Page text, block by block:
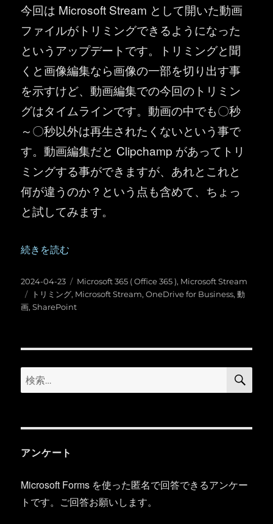
今回は Microsoft Stream として開いた動画
ファイルがトリミングできるようになった
というアップデートです。トリミングと聞
くと画像編集なら画像の一部を切り出す事
を示すけど、動画編集での今回のトリミン
グはタイムラインです。動画の中でも〇秒
～〇秒以外は再生されたくないという事で
す。動画編集だと Clipchamp があってトリ
ミングする事ができますが、あれとこれと
何が違うのか？という点も含めて、ちょっ
と試してみます。
“Microsoft Stream ：トリミング機能が追加された” の
続きを読む
投
稿
日:
2024-04-23
カ
テ
ゴ
Microsoft 365 ( Office 365 ), Microsoft Stream
タ
グ
トリミング, Microsoft Stream,OneDrive for Business,動
画,SharePoint
検
索:
検
アンケート
Microsoft Forms を使った匿名で回答できるアンケー
トです。ご回答お願いします。